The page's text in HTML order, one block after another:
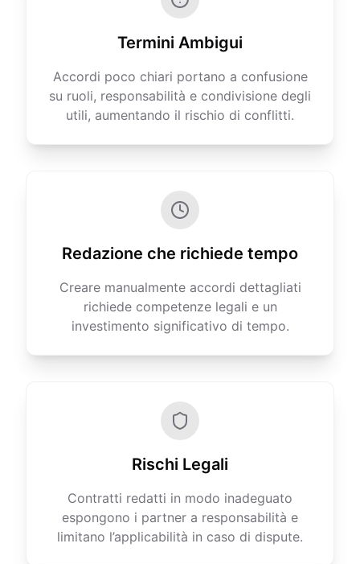
Termini Ambigui
Accordi poco chiari portano a confusione
su ruoli, responsabilità e condivisione degli
utili, aumentando il rischio di conflitti.
Redazione che richiede tempo
Creare manualmente accordi dettagliati
richiede competenze legali e un
investimento significativo di tempo.
Rischi Legali
Contratti redatti in modo inadeguato
espongono i partner a responsabilità e
limitano l’applicabilità in caso di dispute.